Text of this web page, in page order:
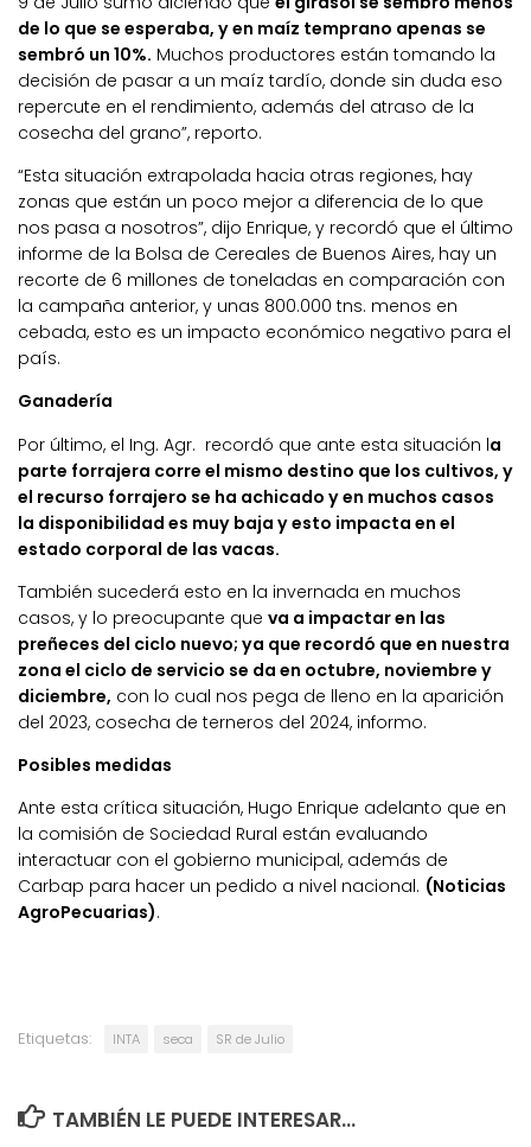
de lo que se esperaba, y en maíz temprano apenas se
sembró un 10%. Muchos productores están tomando la
decisión de pasar a un maíz tardío, donde sin duda eso
repercute en el rendimiento, además del atraso de la
cosecha del grano”, reporto.
“Esta situación extrapolada hacia otras regiones, hay
zonas que están un poco mejor a diferencia de lo que
nos pasa a nosotros”, dijo Enrique, y recordó que el último
informe de la Bolsa de Cereales de Buenos Aires, hay un
recorte de 6 millones de toneladas en comparación con
la campaña anterior, y unas 800.000 tns. menos en
cebada, esto es un impacto económico negativo para el
país.
Ganadería
Por último, el Ing. Agr. recordó que ante esta situación la
parte forrajera corre el mismo destino que los cultivos, y
el recurso forrajero se ha achicado y en muchos casos
la disponibilidad es muy baja y esto impacta en el
estado corporal de las vacas.
También sucederá esto en la invernada en muchos
casos, y lo preocupante que va a impactar en las
preñeces del ciclo nuevo; ya que recordó que en nuestra
zona el ciclo de servicio se da en octubre, noviembre y
diciembre, con lo cual nos pega de lleno en la aparición
del 2023, cosecha de terneros del 2024, informo.
Posibles medidas
Ante esta crítica situación, Hugo Enrique adelanto que en
la comisión de Sociedad Rural están evaluando
interactuar con el gobierno municipal, además de
Carbap para hacer un pedido a nivel nacional. (Noticias
AgroPecuarias).
Etiquetas: INTA seca SR de Julio
TAMBIÉN LE PUEDE INTERESAR...